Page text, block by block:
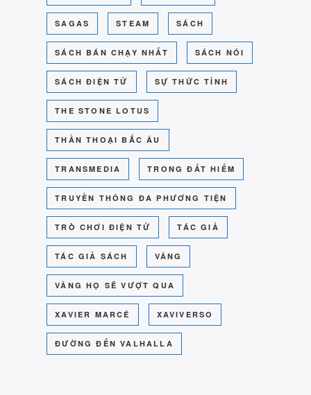
SAGAS STEAM SÁCH
SÁCH BÁN CHẠY NHẤT SÁCH NÓI
SÁCH ĐIỆN TỬ SỰ THỨC TỈNH
THE STONE LOTUS
THẦN THOẠI BẮC ÂU
TRANSMEDIA TRONG ĐẤT HIẾM
TRUYỀN THÔNG ĐA PHƯƠNG TIỆN
TRÒ CHƠI ĐIỆN TỬ TÁC GIẢ
TÁC GIẢ SÁCH VÂNG
VÂNG HỌ SẼ VƯỢT QUA
XAVIER MARCÉ XAVIVERSO
ĐƯỜNG ĐẾN VALHALLA